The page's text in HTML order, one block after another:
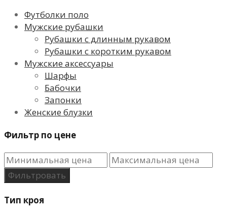
Футболки поло
Мужские рубашки
Рубашки с длинным рукавом
Рубашки с коротким рукавом
Мужские аксессуары
Шарфы
Бабочки
Запонки
Женские блузки
Фильтр по цене
Фильтровать
Тип кроя